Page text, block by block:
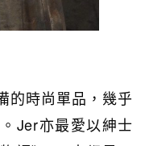
的時尚單品，幾乎
Jer亦最愛以紳士